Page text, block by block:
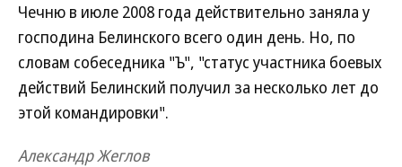
Чечню в июле 2008 года действительно заняла у
господина Белинского всего один день. Но, по
словам собеседника "Ъ", "статус участника боевых
действий Белинский получил за несколько лет до
этой командировки".
Александр Жеглов